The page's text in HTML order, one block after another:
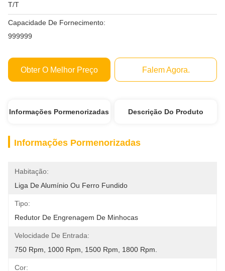
T/T
Capacidade De Fornecimento:
999999
Obter O Melhor Preço Falem Agora.
Informações Pormenorizadas Descrição Do Produto
Informações Pormenorizadas
Habitação:
Liga De Alumínio Ou Ferro Fundido
Tipo:
Redutor De Engrenagem De Minhocas
Velocidade De Entrada:
750 Rpm, 1000 Rpm, 1500 Rpm, 1800 Rpm.
Cor: